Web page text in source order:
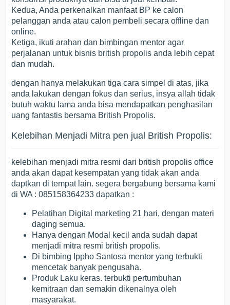
Kedua, Anda perkenalkan manfaat BP ke calon
pelanggan anda atau calon pembeli secara offline dan
online.
Ketiga, ikuti arahan dan bimbingan mentor agar
perjalanan untuk bisnis british propolis anda lebih cepat
dan mudah.
dengan hanya melakukan tiga cara simpel di atas, jika
anda lakukan dengan fokus dan serius, insya allah tidak
butuh waktu lama anda bisa mendapatkan penghasilan
uang fantastis bersama British Propolis.
Kelebihan Menjadi Mitra pen jual British Propolis:
kelebihan menjadi mitra resmi dari british propolis office
anda akan dapat kesempatan yang tidak akan anda
daptkan di tempat lain. segera bergabung bersama kami
di WA : 085158364233 dapatkan :
Pelatihan Digital marketing 21 hari, dengan materi
daging semua.
Hanya dengan Modal kecil anda sudah dapat
menjadi mitra resmi british propolis.
Di bimbing Ippho Santosa mentor yang terbukti
mencetak banyak pengusaha.
Produk Laku keras. terbukti pertumbuhan
kemitraan dan semakin dikenalnya oleh
masyarakat.